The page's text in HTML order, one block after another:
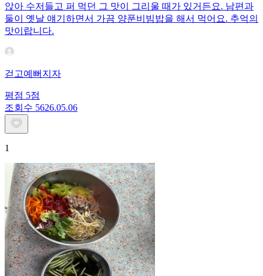
앉아 수저들고 퍼 먹던 그 맛이 그리울 때가 있거든요. 남편과
둘이 옛날 얘기하면서 가끔 양푼비빔밥을 해서 먹어요. 추억의
맛이랍니다.
걷고예뻐지자
평점 5점
조회수 5626.05.06
1